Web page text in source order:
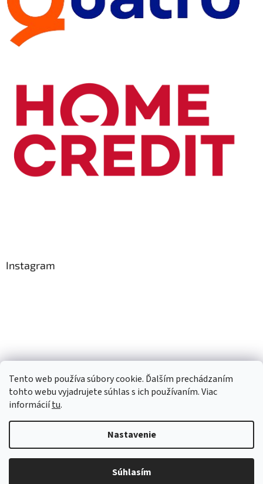
Tento web používa súbory cookie. Ďalším prechádzaním
tohto webu vyjadrujete súhlas s ich používaním. Viac
informáciítu.
Nastavenie
Súhlasím
Instagram
Sledovať na Instagrame
Copyright 2026TopRobot.sk. Všetky práva vyhradené.Upraviť
nastavenie cookies